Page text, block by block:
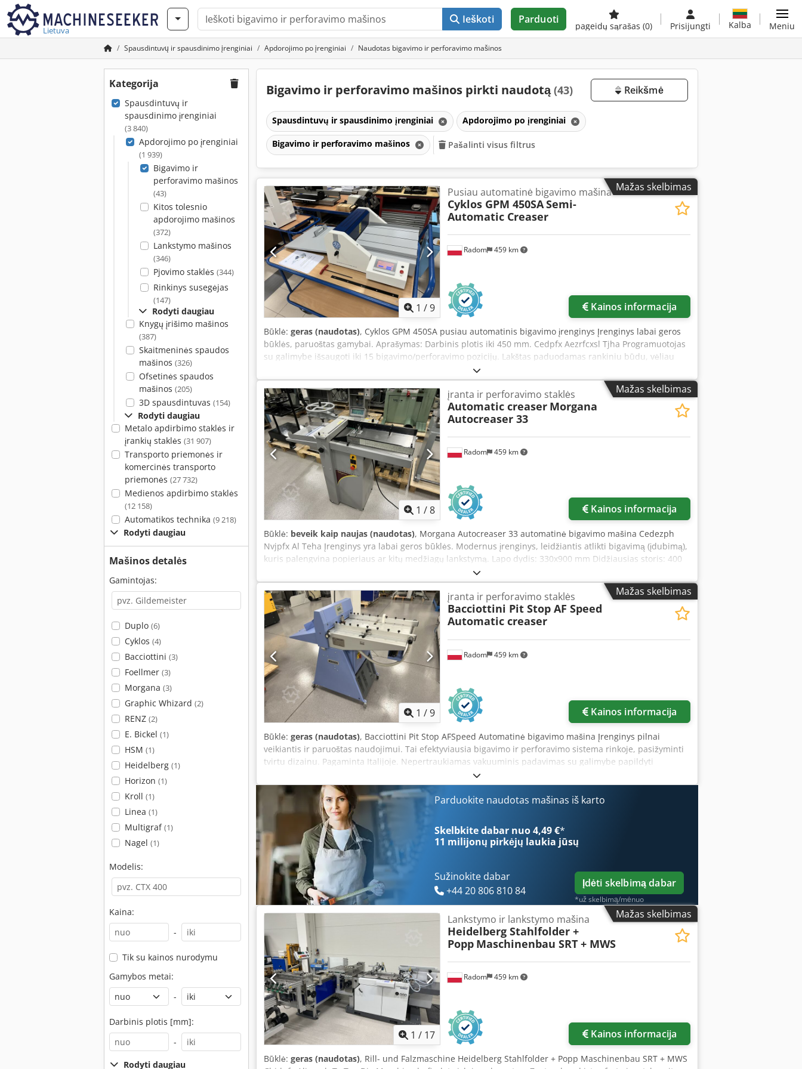
Lietuva
Ieškoti Parduoti
pageidų sąrašas (0) Prisijungti Kalba Meniu
Spausdintuvų ir spausdinimo įrenginiai Apdorojimo po įrenginiai Naudotas bigavimo ir perforavimo mašinos
Kategorija
Spausdintuvų ir
spausdinimo įrenginiai
(3 840)
Apdorojimo po įrenginiai
(1 939)
Bigavimo ir
perforavimo mašinos
(43)
Kitos tolesnio
apdorojimo mašinos
(372)
Lankstymo mašinos
(346)
Pjovimo staklės (344)
Rinkinys susegėjas
(147)
Rodyti daugiau
Knygų įrišimo mašinos
(387)
Skaitmeninės spaudos
mašinos (326)
Ofsetinės spaudos
mašinos (205)
3D spausdintuvas (154)
Rodyti daugiau
Metalo apdirbimo staklės ir
įrankių staklės (31 907)
Transporto priemonės ir
komercinės transporto
priemonės (27 732)
Medienos apdirbimo staklės
(12 158)
Automatikos technika (9 218)
Rodyti daugiau
Mašinos detalės
Gamintojas:
Duplo (6)
Cyklos (4)
Bacciottini (3)
Foellmer (3)
Morgana (3)
Graphic Whizard (2)
RENZ (2)
E. Bickel (1)
HSM (1)
Heidelberg (1)
Horizon (1)
Kroll (1)
Linea (1)
Multigraf(1)
Nagel (1)
Modelis:
Kaina:
-
Tik su kainos nurodymu
Gamybos metai:
-
Darbinis plotis [mm]:
-
Rodyti daugiau
Bigavimo ir perforavimo mašinos pirkti naudotą(43) Reikšmė
Spausdintuvų ir spausdinimo įrenginiai Apdorojimo po įrenginiai
Bigavimo ir perforavimo mašinos Pašalinti visus filtrus
Mažas skelbimas
1 /9
Radom 459 km
Pusiau automatinė bigavimo mašina
Cyklos GPM 450SASemi-
Automatic Creaser
Kainos informacija
Būklė: geras (naudotas), Cyklos GPM 450SA pusiau automatinis bigavimo įrenginys Įrenginys labai geros
būklės, paruoštas gamybai. Aprašymas: Darbinis plotis iki 450 mm. Cedpfx Aezrfcxsl Tjha Programuotojas
su galimybe išsaugoti iki 15 bigavimo/perforavimo pozicijų. Lakštas paduodamas rankiniu būdu, vėliau
automatiškai išimamas. Paprastas valdymo pultas su programų atmintimi. Tvirta metalinė konstrukcija.
Bigavimas arba perforavimas per visą lakšto plotį (bigavimo įrankis komplekte). Galimas skaitmeninių
spaudinių ir laminuotų lakštų bigavimas. Standartiškai komplektuojami 4 skirtingi bigavimo pločiai. Didelis
darbo stalas.
Mažas skelbimas
1 /8
Radom 459 km
įranta ir perforavimo staklės
Automatic creaser Morgana
Autocreaser 33
Kainos informacija
Būklė: beveik kaip naujas (naudotas), Morgana Autocreaser 33 automatinė bigavimo mašina Cedezph
Nvjpfx Al Teha Įrenginys yra labai geros būklės. Modernus įrenginys, leidžiantis atlikti bigavimą (įdubimą),
kuris palengvina popieriaus ar kitų medžiagų lankstymą. Lapo dydis: 330x900 mm Didžiausias storis: 400
gsm Valdymas: programuojamas Svoris: 150 kg Gamintojas: Morgana, Jungtinė Karalystė Vaizdo
bigavimas: Taip Bigavimo medžiagos: popierius, kartonas, kartoninės plokštės
Mažas skelbimas
1 /9
Radom 459 km
įranta ir perforavimo staklės
Bacciottini Pit Stop AF Speed
Automatic creaser
Kainos informacija
Būklė: geras (naudotas), Bacciottini Pit Stop AFSpeed ​​Automatinė bigavimo mašina Įrenginys pilnai
veikiantis ir paruoštas naudojimui. Tai efektyviausia bigavimo ir perforavimo sistema rinkoje, pasižyminti
tvirtu dizainu. Pagaminta Italijoje. Nepertraukiamas vakuuminis padavimas su galimybe papildyti
medžiagą darbo metu. Du nepriklausomi kompresoriai (siurbimas ir oro srautas). Komplekte yra bigavimo
ir perforavimo įrankiai. Techniniai duomenys: Maksimalus lapo dydis: 500 x 700 mm Minimalus lapo dydis:
100 x 150 mm Maksimalus greitis (A4 formatui): 8000 lapų/val. Medžiagos svoris: 80-600 GSM Maksimalus
bigų skaičius lape: 100 Tarpų atstumas: 0,1 mm Nustatymo tikslumas: 0,1 mm Codpfxezmu E So Al Toha
Maitinimo įtampa: 400 V Galia: 3,5 kW Svoris: 200 kg Matmenys: 1600 x 800 x 1200 mm
Parduokite naudotas mašinas iš karto
Skelbkite dabar nuo 4,49 €*
11 milijonų pirkėjų laukia jūsų
Sužinokite dabar
+44 20 806 810 84
Įdėti skelbimą dabar
*už skelbimą/mėnuo
Mažas skelbimas
1 / 17
Radom 459 km
Lankstymo ir lankstymo mašina
Heidelberg Stahlfolder +
Popp Maschinenbau SRT + MWS
Kainos informacija
Būklė: geras (naudotas), Rill- und Falzmaschine Heidelberg Stahlfolder + Popp Maschinenbau SRT + MWS